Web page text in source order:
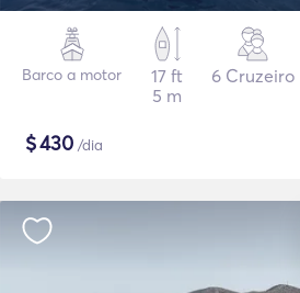
Barco a motor
17 ft
5 m
6 Cruzeiro
$430 /dia